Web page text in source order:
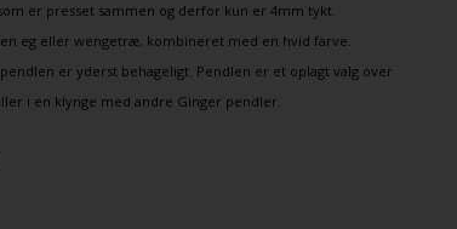
er presset sammen og derfor kun er 4mm tykt.
eg eller wengetræ, kombineret med en hvid farve.
er yderst behageligt. Pendlen er et oplagt valg over
i en klynge med andre Ginger pendler.